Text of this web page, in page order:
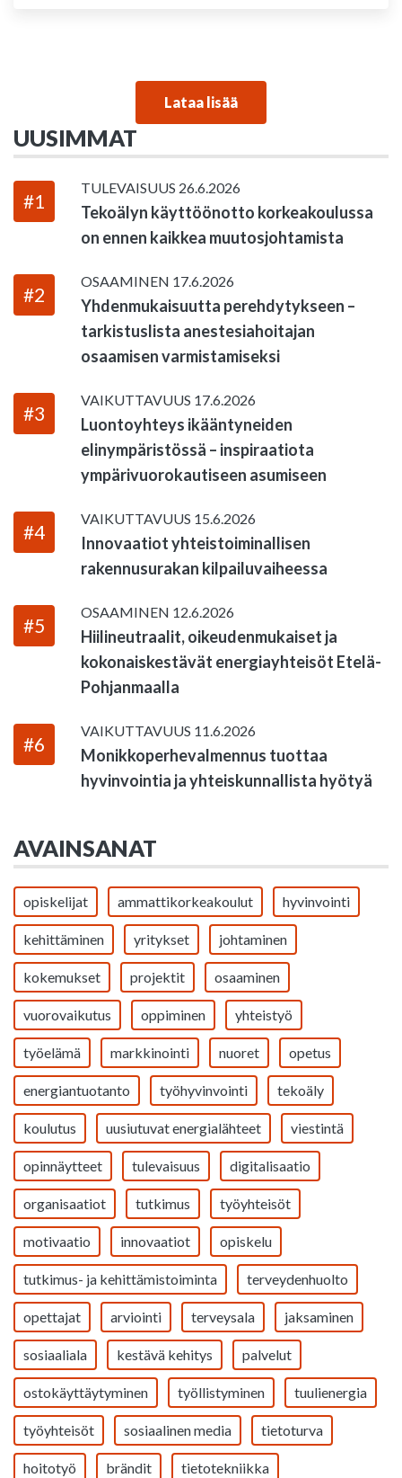
Lataa lisää
UUSIMMAT
#1
TULEVAISUUS 26.6.2026
Tekoälyn käyttöönotto korkeakoulussa
on ennen kaikkea muutosjohtamista
#2
OSAAMINEN 17.6.2026
Yhdenmukaisuutta perehdytykseen –
tarkistuslista anestesiahoitajan
osaamisen varmistamiseksi
#3
VAIKUTTAVUUS 17.6.2026
Luontoyhteys ikääntyneiden
elinympäristössä – inspiraatiota
ympärivuorokautiseen asumiseen
#4
VAIKUTTAVUUS 15.6.2026
Innovaatiot yhteistoiminallisen
rakennusurakan kilpailuvaiheessa
#5
OSAAMINEN 12.6.2026
Hiilineutraalit, oikeudenmukaiset ja
kokonaiskestävät energiayhteisöt Etelä-
Pohjanmaalla
#6
VAIKUTTAVUUS 11.6.2026
Monikkoperhevalmennus tuottaa
hyvinvointia ja yhteiskunnallista hyötyä
AVAINSANAT
opiskelijat ammattikorkeakoulut hyvinvointi
kehittäminen yritykset johtaminen
kokemukset projektit osaaminen
vuorovaikutus oppiminen yhteistyö
työelämä markkinointi nuoret opetus
energiantuotanto työhyvinvointi tekoäly
koulutus uusiutuvat energialähteet viestintä
opinnäytteet tulevaisuus digitalisaatio
organisaatiot tutkimus työyhteisöt
motivaatio innovaatiot opiskelu
tutkimus- ja kehittämistoiminta terveydenhuolto
opettajat arviointi terveysala jaksaminen
sosiaaliala kestävä kehitys palvelut
ostokäyttäytyminen työllistyminen tuulienergia
työyhteisöt sosiaalinen media tietoturva
hoitotyö brändit tietotekniikka